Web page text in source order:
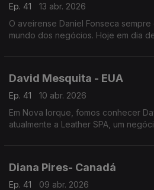
Ep. 41
13 abr. 2026
O aveirense Daniel Fonseca
mundo dos negócios. Hoje em dia
David Mesquita - EUA
Ep. 41
10 abr. 2026
Em Nova Iorque, fomos conhecer
atualmente a Leather SPA, um
Diana Pires- Canadá
Ep. 41
09 abr. 2026